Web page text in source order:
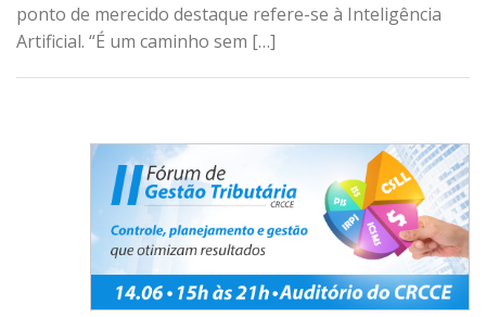
ponto de merecido destaque refere-se à Inteligência
Artificial. “É um caminho sem […]